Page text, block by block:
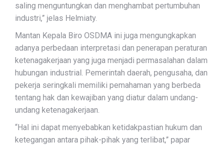
saling menguntungkan dan menghambat pertumbuhan
industri,” jelas Helmiaty.
Mantan Kepala Biro OSDMA ini juga mengungkapkan
adanya perbedaan interpretasi dan penerapan peraturan
ketenagakerjaan yang juga menjadi permasalahan dalam
hubungan industrial. Pemerintah daerah, pengusaha, dan
pekerja seringkali memiliki pemahaman yang berbeda
tentang hak dan kewajiban yang diatur dalam undang-
undang ketenagakerjaan.
“Hal ini dapat menyebabkan ketidakpastian hukum dan
ketegangan antara pihak-pihak yang terlibat,” papar